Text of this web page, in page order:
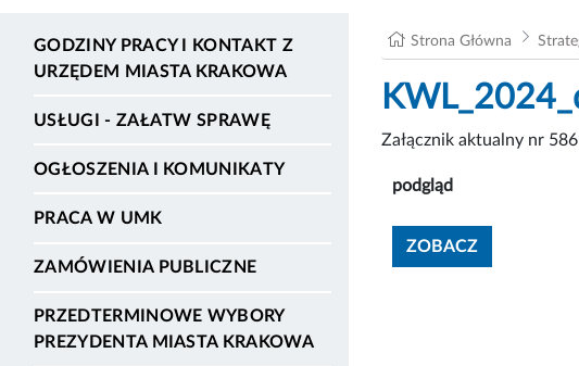
GODZINY PRACY I KONTAKT Z
URZĘDEM MIASTA KRAKOWA
USŁUGI - ZAŁATW SPRAWĘ
OGŁOSZENIA I KOMUNIKATY
PRACA W UMK
ZAMÓWIENIA PUBLICZNE
PRZEDTERMINOWE WYBORY
PREZYDENTA MIASTA KRAKOWA
Strona Główna
Załącznik aktualny nr
podgląd
ZOBACZZOBACZ